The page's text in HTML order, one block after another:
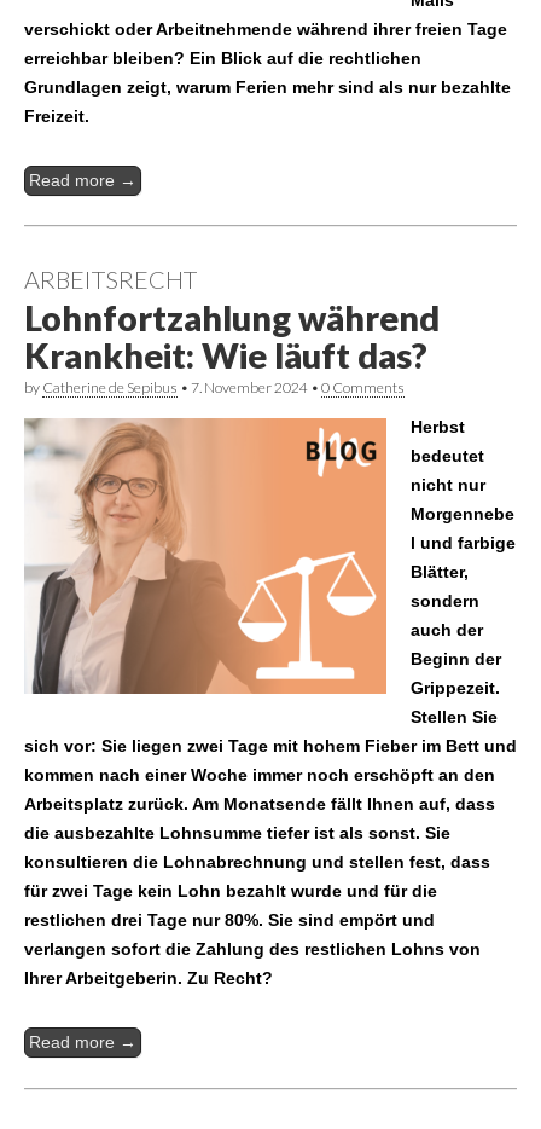
verschickt oder Arbeitnehmende während ihrer freien Tage
erreichbar bleiben? Ein Blick auf die rechtlichen
Grundlagen zeigt, warum Ferien mehr sind als nur bezahlte
Freizeit.
Read more →
ARBEITSRECHT
Lohnfortzahlung während
Krankheit: Wie läuft das?
by Catherine de Sepibus • 7. November 2024 • 0 Comments
Herbst
bedeutet
nicht nur
Morgennebe
l und farbige
Blätter,
sondern
auch der
Beginn der
Grippezeit.
Stellen Sie
sich vor: Sie liegen zwei Tage mit hohem Fieber im Bett und
kommen nach einer Woche immer noch erschöpft an den
Arbeitsplatz zurück. Am Monatsende fällt Ihnen auf, dass
die ausbezahlte Lohnsumme tiefer ist als sonst. Sie
konsultieren die Lohnabrechnung und stellen fest, dass
für zwei Tage kein Lohn bezahlt wurde und für die
restlichen drei Tage nur 80%. Sie sind empört und
verlangen sofort die Zahlung des restlichen Lohns von
Ihrer Arbeitgeberin. Zu Recht?
Read more →